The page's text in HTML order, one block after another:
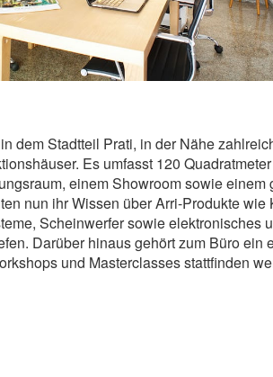
dem Stadtteil Prati, in der Nähe
Es umfasst 120
einem Showroom sowie einem
nun ihr Wissen über Arri-Produkte wie
Scheinwerfer sowie elektronisches
Darüber hinaus gehört zum Büro ein
und Masterclasses stattfinden